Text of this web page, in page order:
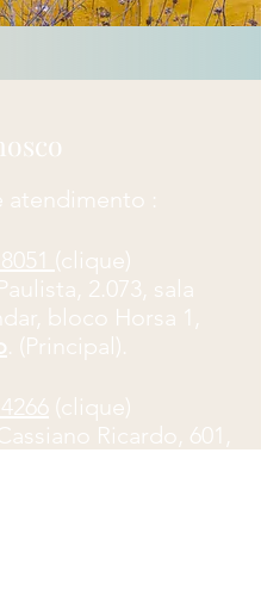
atendimento :
(clique)
2.073, sala
bloco Horsa 1,
. (Principal).
(clique)
Ricardo, 601,